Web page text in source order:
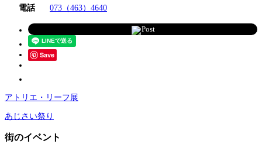
電話
073（463）4640
Post
Save
アトリエ・リーフ展
あじさい祭り
街のイベント